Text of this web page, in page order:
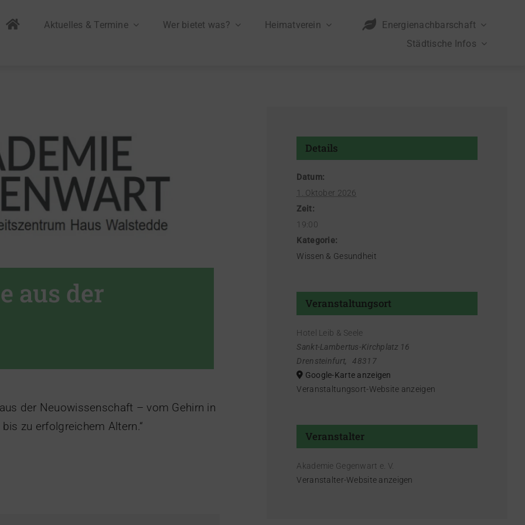
Aktuelles & Termine Wer bietet was? Heimatverein
Energienachbarschaft
Städtische Infos
aus der
der Neuowissenschaft – vom Gehirn in
zu erfolgreichem Altern.“
Details
Datum:
1. Oktober 2026
Zeit:
19:00
Kategorie:
Wissen & Gesundheit
Veranstaltungsort
Hotel Leib & Seele
Sankt-Lambertus-Kirchplatz 16
Drensteinfurt,
48317
Google-Karte anzeigen
Veranstaltungsort-Website anzeigen
Veranstalter
Akademie Gegenwart e. V.
Veranstalter-Website anzeigen